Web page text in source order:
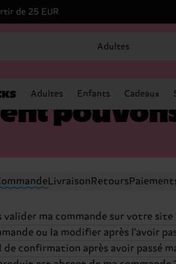
de 25 EUR
Adultes
Adultes Enfants Cadeaux
LivraisonRetours
valider ma commande sur votre site
commande sur notre site,
ou la modifier après l'avoir
de confirmation après avoir passé